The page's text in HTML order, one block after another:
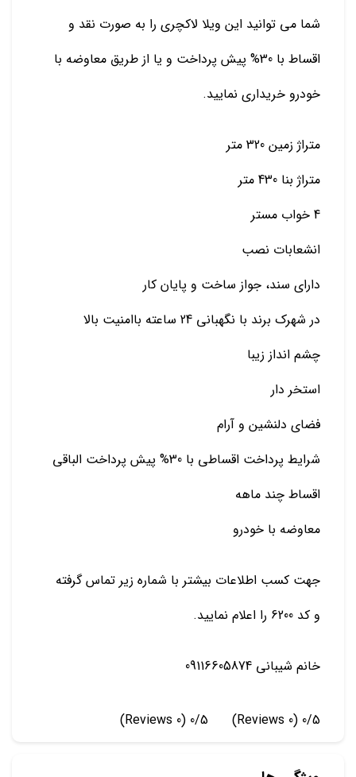
شما می توانید این ویلا لاکچری را به صورت نقد و
اقساط با 30% پیش پرداخت و یا از طریق معاوضه با
خودرو خریداری نمایید.
متراژ زمین 320 متر
متراژ بنا 430 متر
4 خواب مستر
انشعابات نصب
دارای سند، جواز ساخت و پایان کار
در شهرک برند با نگهبانی 24 ساعته باامنیت بالا
چشم انداز زیبا
استخر دار
فضای دلنشین و آرام
شرایط پرداخت اقساطی با 30% پیش پرداخت الباقی
اقساط چند ماهه
معاوضه با خودرو
جهت کسب اطلاعات بیشتر با شماره زیر تماس گرفته
و کد 6200 را اعلام نمایید.
خانم شیبانی 09116605874
0/5
(0 Reviews)
0/5
(0 Reviews)